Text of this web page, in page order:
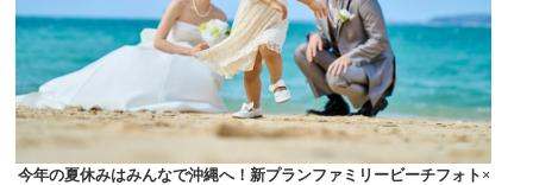
今年の夏休みはみんなで沖縄へ！新プランファミリービーチフォト×